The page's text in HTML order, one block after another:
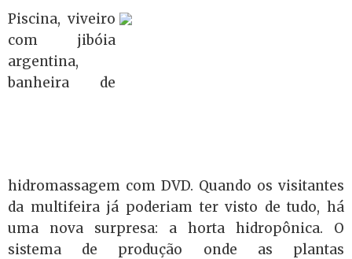
Piscina, viveiro
com jibóia
argentina,
banheira de
hidromassagem com DVD. Quando os visitantes
da multifeira já poderiam ter visto de tudo, há
uma nova surpresa: a horta hidropônica. O
sistema de produção onde as plantas